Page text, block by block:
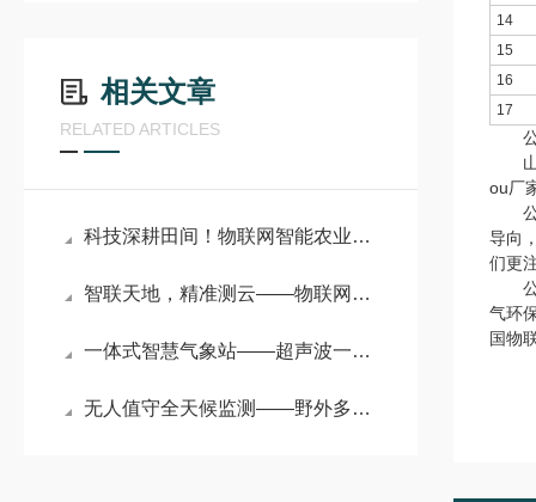
相关文章
RELATED ARTICLES
科技深耕田间！物联网智能农业气象监测站开启精准种植新范式
智联天地，精准测云——物联网智能气象监测系统的技术突破与全场景适配
一体式智慧气象站——超声波一体式气象站有多强？10 余项气象参数同步监测
无人值守全天候监测——野外多功能自动气象站筑牢户外环境观测基石
14
15
16
17
山
ou厂
公
导向
们更
公
气环
国物